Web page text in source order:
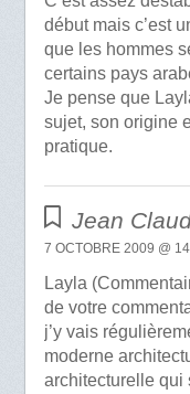
début mais c’est
que les hommes
certains pays
Je pense que
sujet, son origine
pratique.
Jean
7 OCTOBRE 2009 @
Layla
de votre
j’y vais
moderne
architecturelle qui